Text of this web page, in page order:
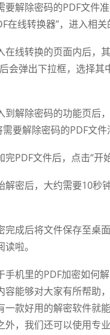
解除密码的PDF文件准
在线转换器”，进入相关
线转换的页面内后，其
会弹出下拉框，选择其
解除密码的功能页后
要解除密码的PDF文件
文件后，点击“开始
密后，大约需要10秒
成后将文件保存至桌
啦。
机里的PDF加密如何解
容能够对大家有所帮助
一款好用的解密软件就
外，我们还可以使用专